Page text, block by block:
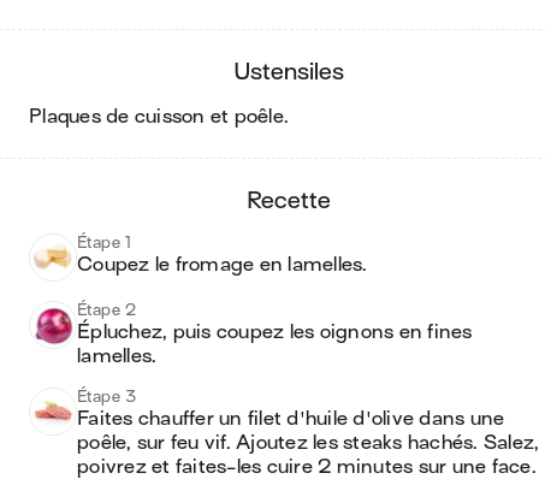
ustensiles
plaques de cuisson et poêle.
recette
Étape 1
Coupez le fromage en lamelles.
Étape 2
Épluchez, puis coupez les oignons en fines
lamelles.
Étape 3
Faites chauffer un filet d'huile d'olive dans une
poêle, sur feu vif. Ajoutez les steaks hachés. Salez,
poivrez et faites-les cuire 2 minutes sur une face.